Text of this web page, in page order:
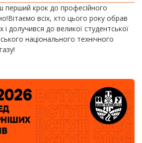
перший крок до професійного
всіх, хто цього року обрав
і долучився до великої студентської
національного технічного